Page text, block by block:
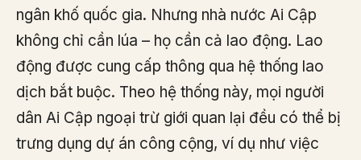
ngân khố quốc gia. Nhưng nhà nước Ai Cập
không chỉ cần lúa – họ cần cả lao động. Lao
động được cung cấp thông qua hệ thống lao
dịch bắt buộc. Theo hệ thống này, mọi người
dân Ai Cập ngoại trừ giới quan lại đều có thể bị
trưng dụng dự án công cộng, ví dụ như việc